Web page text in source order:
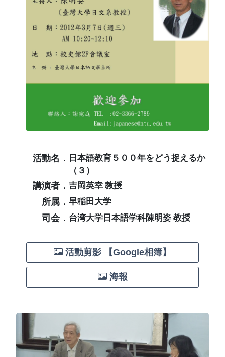
活動名． 日本語教育５００年をどう捉えるか
（３）
講演者． 吉岡英幸 教授
所属． 早稲田大学
司会． 台湾大学日本語学科陳明姿 教授
活動剪影 【Google相簿】
海報